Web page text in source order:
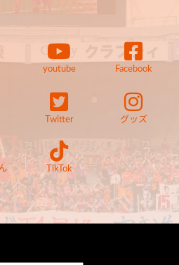
youtube Facebook
Twitter グッズ
TikTok